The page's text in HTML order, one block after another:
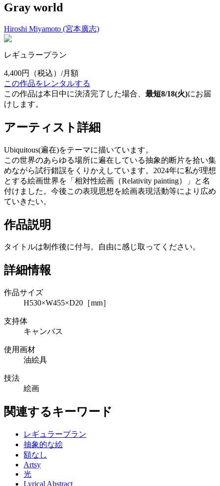
Gray world
Hiroshi Miyamoto (宮本廣志)
レギュラープラン
4,400円
（税込）/月額
この作品をレンタルする
この作品は本日中に決済完了した場合、 最短8/18(火)にお届
けします。
アーティスト詳細
Ubiquitous(遍在)をテーマに描いています。
この世界のあらゆる場所に遍在している抽象的断片を拾い集
めながら試行錯誤をくりかえしています。2024年に私が理想
とする絵画世界を「相対性絵画（Relativity painting）」と名
付けました。今後この表現思想を絵画表現活動等により広め
ていきたい。
作品説明
タイトルは制作後に付与。自由に感じ取ってください。
詳細情報
作品サイズ
H530×W455×D20［mm］
支持体
キャンバス
使用画材
油絵具
技法
絵画
関連するキーワード
レギュラープラン
抽象的な絵
額なし
Artsy
光
Lyrical Abstract